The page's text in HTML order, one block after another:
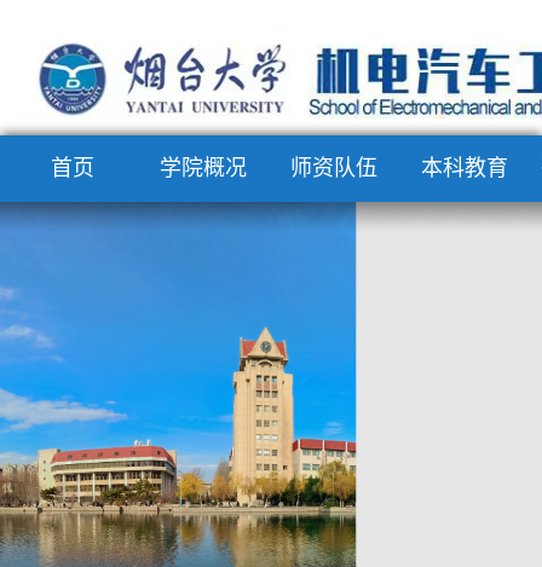
首页 学院概况 师资队伍 本科教育